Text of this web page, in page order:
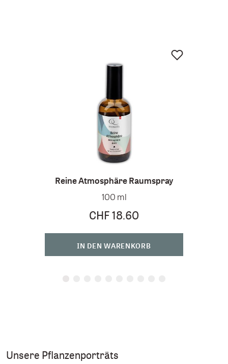
Reine Atmosphäre Raumspray
100 ml
CHF 18.60
IN DEN WARENKORB
Unsere Pflanzenporträts